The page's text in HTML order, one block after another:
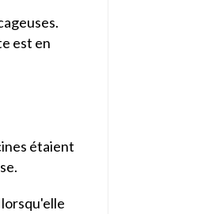
est en
étaient